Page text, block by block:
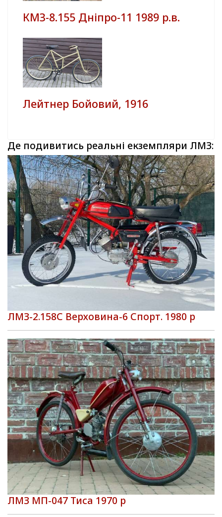
КМЗ-8.155 Дніпро-11 1989 р.в.
Лейтнер Бойовий, 1916
Де подивитись реальні екземпляри ЛМЗ:
ЛМЗ-2.158С Верховина-6 Спорт. 1980 р
ЛМЗ МП-047 Тиса 1970 р